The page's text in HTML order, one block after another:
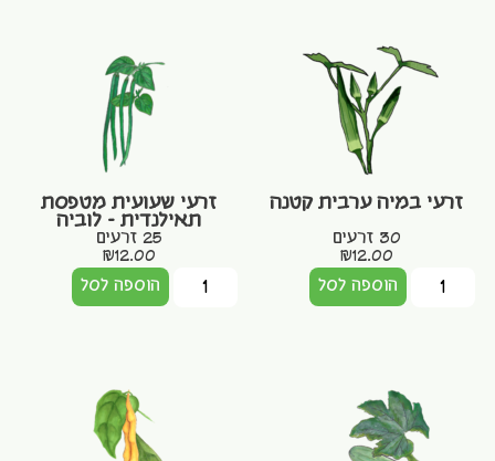
זרעי במיה ערבית קטנה
30 זרעים
₪12.00
הוספה לסל
זרעי שעועית מטפסת
תאילנדית – לוביה
25 זרעים
₪12.00
הוספה לסל